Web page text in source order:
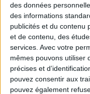
des données
des informations
publicités et du contenu
et de contenu, des
services. Avec votre
mêmes pouvons utiliser
précises et
pouvez consentir aux
pouvez également
Pour limiter les
de fortes chaleurs,
place une série de
travailleurs les plus
https://travail-
du-ministere/
mesures-a-prendre